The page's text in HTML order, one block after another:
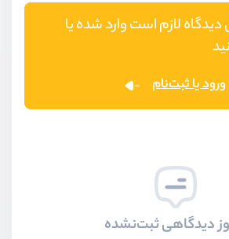
دیدگاه لازم است وارد شده یا
ورود یا ثبت‌نام
دیدگاهی ثبت‌نشده